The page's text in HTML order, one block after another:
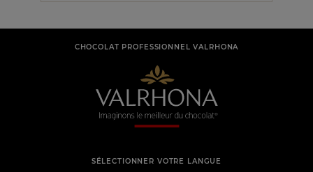
CHOCOLAT PROFESSIONNEL VALRHONA
SÉLECTIONNER VOTRE LANGUE